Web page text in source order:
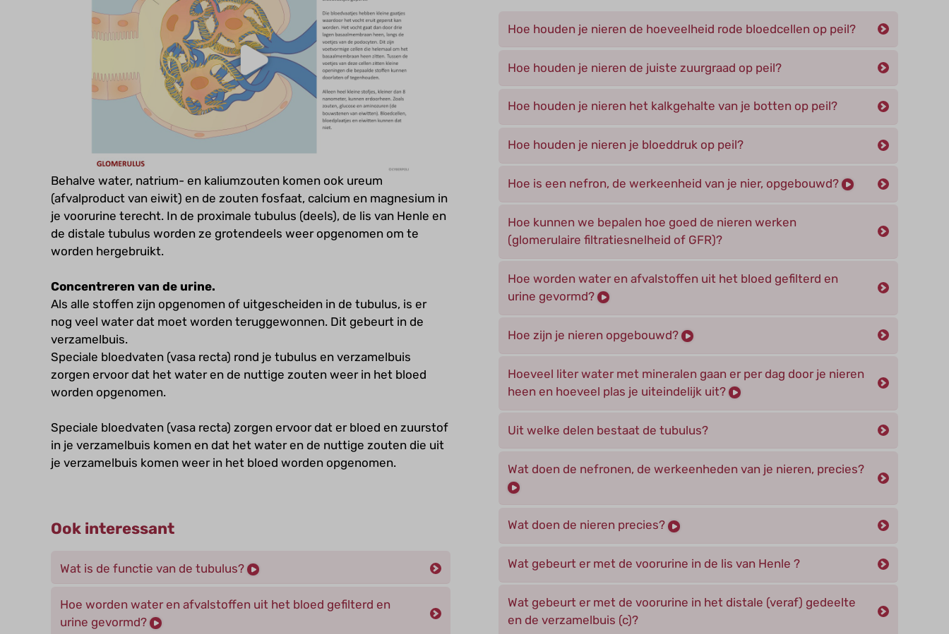
Behalve water, natrium- en kaliumzouten komen ook ureum
(afvalproduct van eiwit) en de zouten fosfaat, calcium en magnesium in
je voorurine terecht. In de proximale tubulus (deels), de lis van Henle en
de distale tubulus worden ze grotendeels weer opgenomen om te
worden hergebruikt.
Concentreren van de urine.
Als alle stoffen zijn opgenomen of uitgescheiden in de tubulus, is er
nog veel water dat moet worden teruggewonnen. Dit gebeurt in de
verzamelbuis.
Speciale bloedvaten (vasa recta) rond je tubulus en verzamelbuis
zorgen ervoor dat het water en de nuttige zouten weer in het bloed
worden opgenomen.
Speciale bloedvaten (vasa recta) zorgen ervoor dat er bloed en zuurstof
in je verzamelbuis komen en dat het water en de nuttige zouten die uit
je verzamelbuis komen weer in het bloed worden opgenomen.
Ook interessant
Wat is de functie van de tubulus?
Hoe worden water en afvalstoffen uit het bloed gefilterd en
urine gevormd?
Hoe houden je nieren de hoeveelheid rode bloedcellen op peil?
Hoe houden je nieren de juiste zuurgraad op peil?
Hoe houden je nieren het kalkgehalte van je botten op peil?
Hoe houden je nieren je bloeddruk op peil?
Hoe is een nefron, de werkeenheid van je nier, opgebouwd?
Hoe kunnen we bepalen hoe goed de nieren werken
(glomerulaire filtratiesnelheid of GFR)?
Hoe worden water en afvalstoffen uit het bloed gefilterd en
urine gevormd?
Hoe zijn je nieren opgebouwd?
Hoeveel liter water met mineralen gaan er per dag door je nieren
heen en hoeveel plas je uiteindelijk uit?
Uit welke delen bestaat de tubulus?
Wat doen de nefronen, de werkeenheden van je nieren, precies?
Wat doen de nieren precies?
Wat gebeurt er met de voorurine in de lis van Henle ?
Wat gebeurt er met de voorurine in het distale (veraf) gedeelte
en de verzamelbuis (c)?